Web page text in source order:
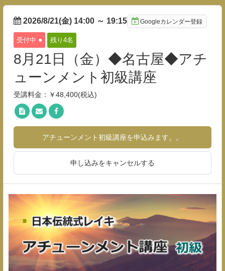
2026/8/21(金) 14:00 ～ 19:15 Googleカレンダー登録
受付中 ● 残り4名
8月21日（金）◆名古屋◆アチ
ューンメント初級講座
受講料金：￥48,400(税込)
アチューンメント初級講座を申込みます。。
申し込みをキャンセルする